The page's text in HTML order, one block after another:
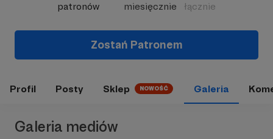
patronów
miesięcznie
łącznie
Zostań Patronem
Profil Posty Sklep NOWOŚĆ Galeria
Galeria mediów